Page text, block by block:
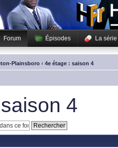
Forum Épisodes La série
Plainsboro ‹ 4e étage : saison 4
4